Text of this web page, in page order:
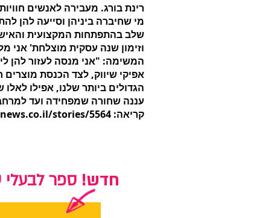
רינת בורג. מעבירה לאנשים
מי שחיברה ביניהן וסייעה להן
שלב בהתפתחות המקצועית
וזימון שנה עסקית מוצלחת' אני
המשימה: "אני מנסה לעזור להן
אפיקי שיווק, לצד הכנסת
הגדולים ביותר שלנו, אפילו
עננה שחורה שמפחידה ועד
קריאה: stories/5564
חדש! ספר